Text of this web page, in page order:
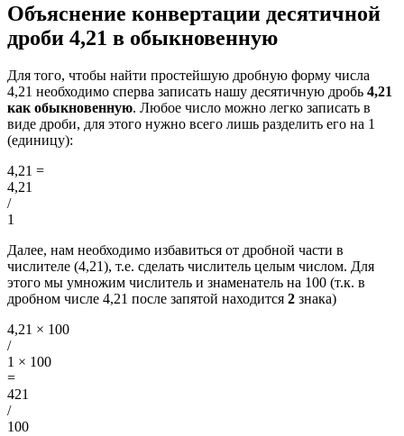
Объяснение конвертации десятичной
дроби 4,21 в обыкновенную
Для того, чтобы найти простейшую дробную форму числа
4,21 необходимо сперва записать нашу десятичную дробь 4,21
как обыкновенную. Любое число можно легко записать в
виде дроби, для этого нужно всего лишь разделить его на 1
(единицу):
4,21 =
4,21
/
1
Далее, нам необходимо избавиться от дробной части в
числителе (4,21), т.е. сделать числитель целым числом. Для
этого мы умножим числитель и знаменатель на 100 (т.к. в
дробном числе 4,21 после запятой находится 2 знака)
4,21 × 100
/
1 × 100
=
421
/
100